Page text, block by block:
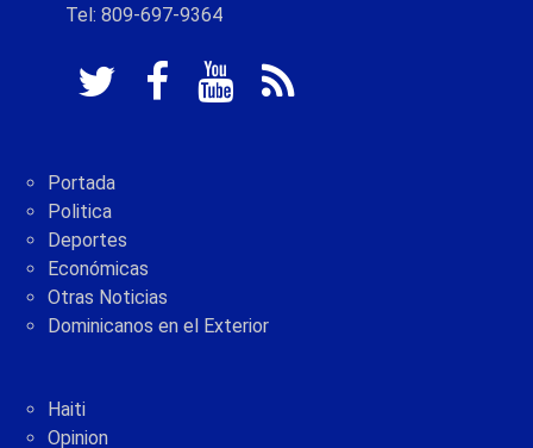
Tel: 809-697-9364
Portada
Politica
Deportes
Económicas
Otras Noticias
Dominicanos en el Exterior
Haiti
Opinion